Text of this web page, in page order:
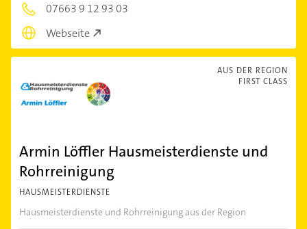
07663 9 12 93 03
Webseite
AUS DER REGION
FIRST CLASS
Armin Löffler Hausmeisterdienste und
Rohrreinigung
HAUSMEISTERDIENSTE
Hausmeisterdienste und Rohrreinigung aus der Region